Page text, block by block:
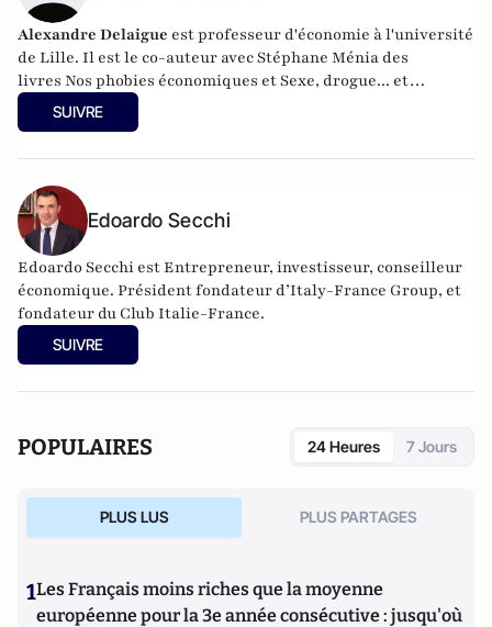
Alexandre Delaigue estprofesseur d'économie à l'université
de Lille. Il est le co-auteur avec Stéphane Ménia des
livres Nos phobies économiques etSexe, drogue... et
économie : pas de sujet tabou pour les économistes
chez Pearson). Son site :
SUIVRE
Edoardo Secchi
Edoardo Secchi est Entrepreneur, investisseur, conseilleur
économique. Président fondateur d’Italy-France Group, et
fondateur du Club Italie-France.
SUIVRE
POPULAIRES 24 Heures 7 Jours
PLUS LUS PLUS PARTAGES
1Les Français moins riches que la moyenne
européenne pour la 3e année consécutive : jusqu'où